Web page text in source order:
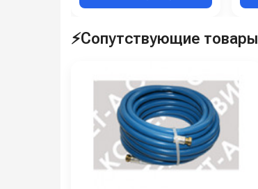
⚡Сопутствующие товары